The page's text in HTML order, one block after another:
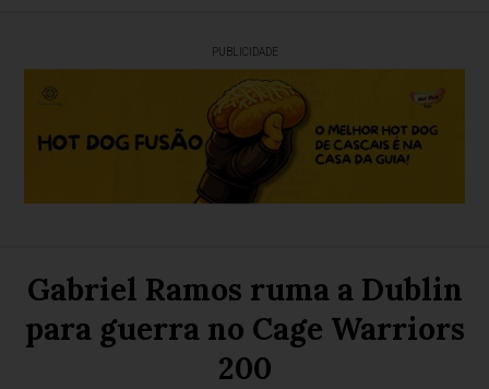
PUBLICIDADE
Gabriel Ramos ruma a Dublin
para guerra no Cage Warriors
200